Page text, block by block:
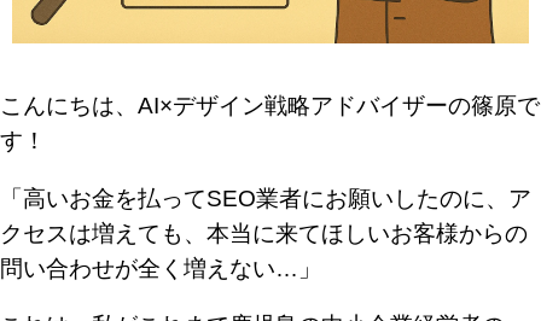
こんにちは、AI×デザイン戦略アドバイザーの篠原で
す！
「高いお金を払ってSEO業者にお願いしたのに、ア
クセスは増えても、本当に来てほしいお客様からの
問い合わせが全く増えない…」